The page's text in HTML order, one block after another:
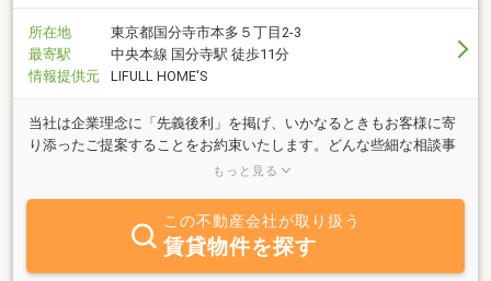
所在地
東京都国分寺市本多５丁目2-3
最寄駅
中央本線 国分寺駅 徒歩11分
情報提供元
LIFULL HOME'S
当社は企業理念に「先義後利」を掲げ、いかなるときもお客様に寄
り添ったご提案することをお約束いたします。どんな些細な相談事
でも構いません。不動産でのお困りごとは是非当社にお任せくださ
もっと見る
この不動産会社が取り扱う
賃貸物件を探す